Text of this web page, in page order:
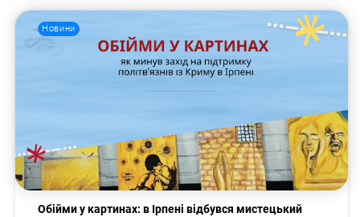
Новини
Обійми у картинах: в Ірпені відбувся мистецький